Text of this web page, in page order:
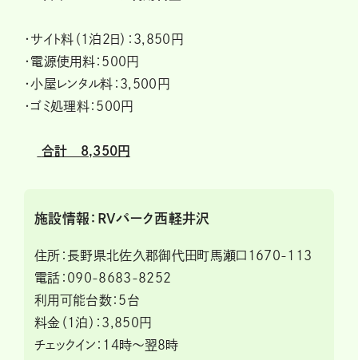
・サイト料（1泊2日）：3,850円
・電源使用料：500円
・小屋レンタル料：3,500円
・ゴミ処理料：500円
合計 8,350円
施設情報：RVパーク西軽井沢
住所：長野県北佐久郡御代田町馬瀬口1670-113
電話：090-8683-8252
利用可能台数：5台
料金（1泊）：3,850円
チェックイン：14時～翌8時